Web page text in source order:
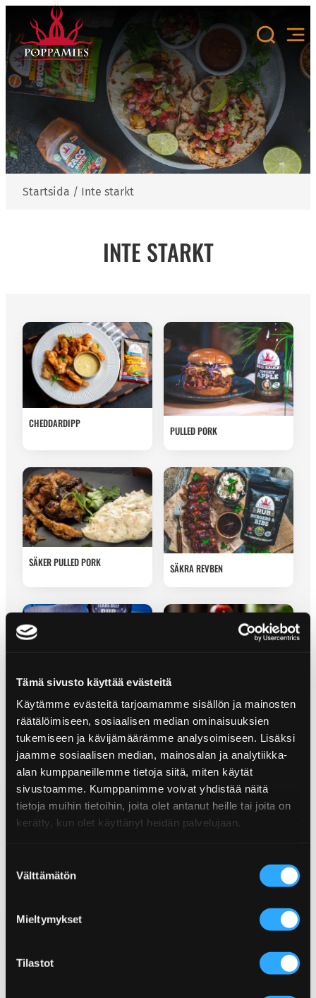
Tämä sivusto käyttää evästeitä
Käytämme evästeitä tarjoamamme sisällön ja mainosten
räätälöimiseen, sosiaalisen median ominaisuuksien
tukemiseen ja kävijämäärämme analysoimiseen. Lisäksi
jaamme sosiaalisen median, mainosalan ja analytiikka-
alan kumppaneillemme tietoja siitä, miten käytät
sivustoamme. Kumppanimme voivat yhdistää näitä
tietoja muihin tietoihin, joita olet antanut heille tai joita on
kerätty, kun olet käyttänyt heidän palvelujaan.
valinta
Välttämätön
Mieltymykset
Tilastot
innehåll
Startsida / Inte starkt
INTE STARKT
CHEDDARDIPP
PULLED PORK
SÄKER PULLED PORK SÄKRA REVBEN
GRILLAD HEL MAMINHA SLOPPY JOE